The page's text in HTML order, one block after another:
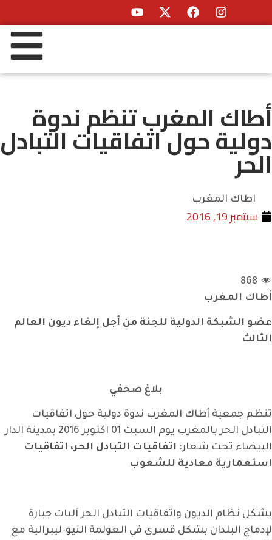
أطاك المغرب تنظم ندوة
دولية حول اتفاقيات التبادل
الحر
اطاك المغرب
سبتمبر 19, 2016
868
أطاك المغرب
عضو الشبكة الدولية للجنة من أجل إلغاء ديون العالم
الثالث
بلاغ صحفي
تنظم جمعية أطاك المغرب ندوة دولية حول اتفاقيات
التبادل الحر بالمغرب يوم السبت 01 اكتوبر 2016 بمدينة الدار
البيضاء تحت شعار: اتفاقيات التبادل الحر، اتفاقيات
استعمارية معادية للشعوب
يشكل نظام الديون واتفاقيات التبادل الحر آليات جبارة
لإدماج البلدان بشكل قسري في العولمة النيو-ليبرالية مع